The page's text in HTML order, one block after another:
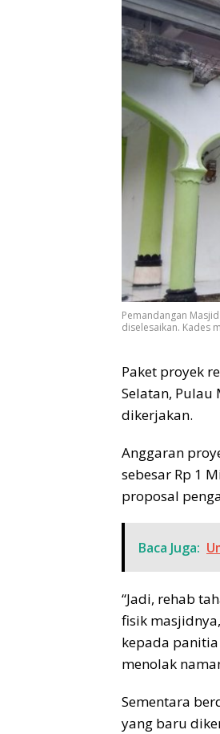
Pemandangan
diselesaikan. Kades
Paket proyek
Selatan,
dikerjakan.
Anggaran
sebesar Rp 1
proposal
Baca Juga:
“Jadi, rehab
fisik
kepada
menolak
Sementara
yang baru